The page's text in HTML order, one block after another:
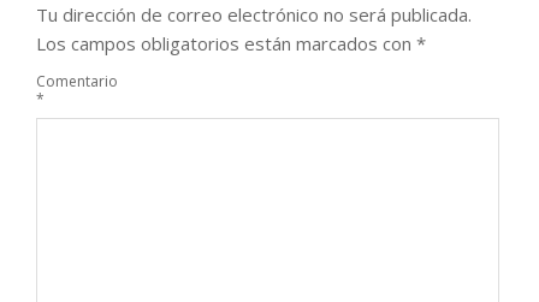
Tu dirección de correo electrónico no será publicada.
Los campos obligatorios están marcados con *
Comentario
*